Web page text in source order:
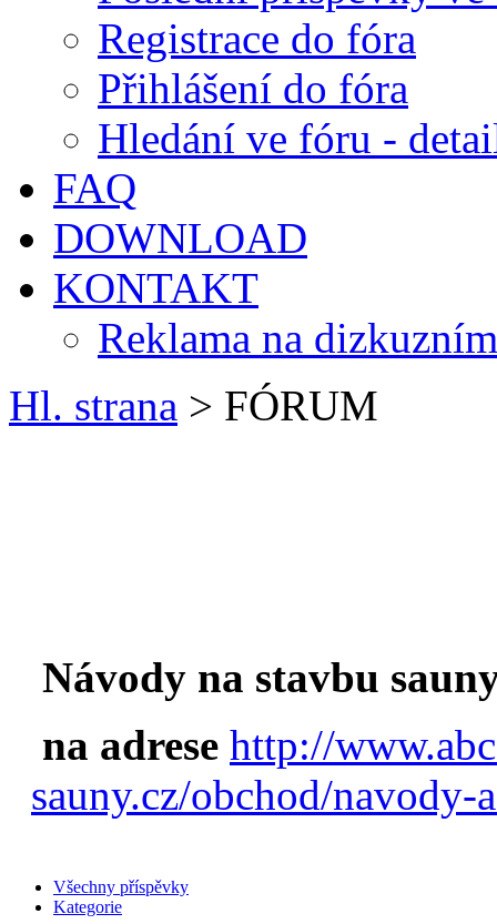
Registrace do fóra
Přihlášení do fóra
Hledání ve fóru -
FAQ
DOWNLOAD
KONTAKT
Reklama na
Hl. strana > FÓRUM
Návody na stavbu
na adrese http://
sauny.cz/obchod/
Všechny příspěvky
Kategorie